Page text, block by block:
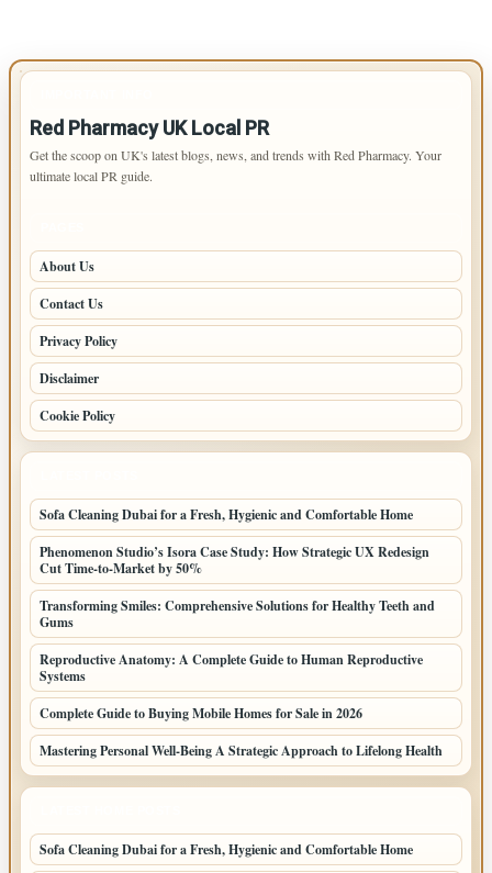
Red Pharmacy UK Local PR
Get the scoop on UK's latest blogs, news, and trends with Red Pharmacy. Your
ultimate local PR guide.
About Us
Contact Us
Privacy Policy
Disclaimer
Cookie Policy
Sofa Cleaning Dubai for a Fresh, Hygienic and Comfortable Home
Phenomenon Studio’s Isora Case Study: How Strategic UX Redesign
Cut Time-to-Market by 50%
Transforming Smiles: Comprehensive Solutions for Healthy Teeth and
Gums
Reproductive Anatomy: A Complete Guide to Human Reproductive
Systems
Complete Guide to Buying Mobile Homes for Sale in 2026
Mastering Personal Well-Being A Strategic Approach to Lifelong Health
Sofa Cleaning Dubai for a Fresh, Hygienic and Comfortable Home